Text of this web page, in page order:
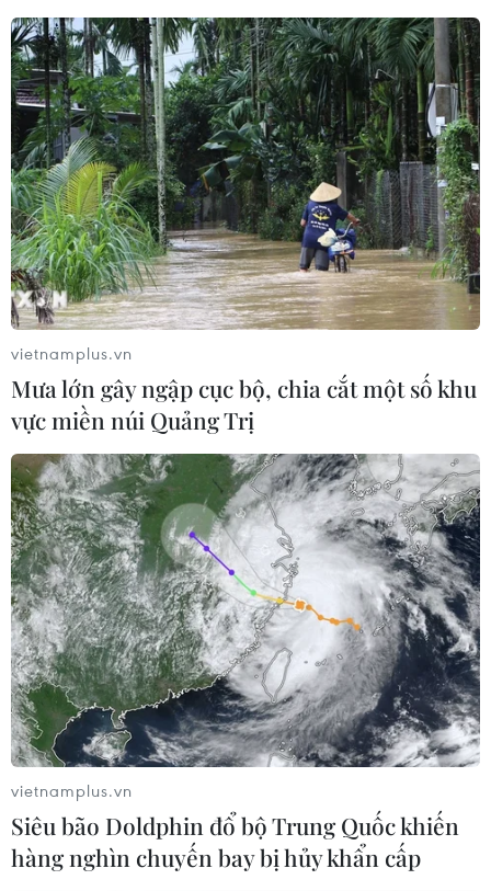
TIN CÙNG CHUYÊN MỤC
Thánh đường Emir Abdelkader -
biểu tượng của kiến trúc, văn hóa và
tri thức
08/08/2026 22:05
Thánh đường Emir
Abdelkader - biểu tượng văn hóa,
tôn giáo của Constantine
08/08/2026 08:35
vietnamplus.vn
Mưa lớn gây ngập cục bộ, chia cắt một số khu
vực miền núi Quảng Trị
vietnamplus.vn
Siêu bão Doldphin đổ bộ Trung Quốc khiến
hàng nghìn chuyến bay bị hủy khẩn cấp